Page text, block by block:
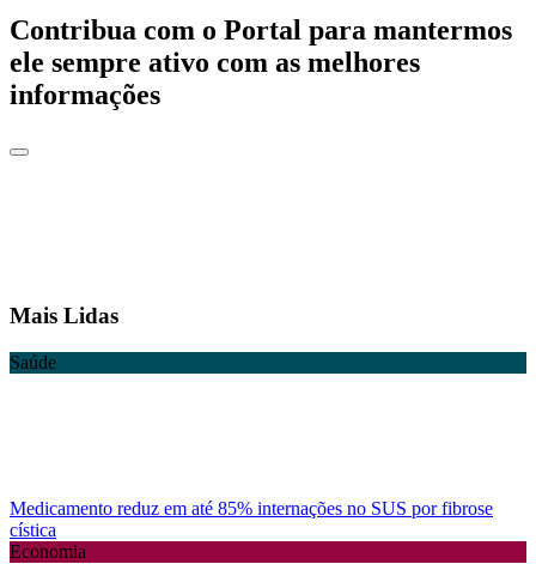
Contribua com o Portal para mantermos
ele sempre ativo com as melhores
informações
Mais Lidas
Saúde
Medicamento reduz em até 85% internações no SUS por fibrose
cística
Economia